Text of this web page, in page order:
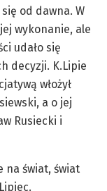
od dawna. W
wykonanie, ale
udało się
decyzji. K.Lipie
włożył
a o jej
Rusiecki i
na świat, świat